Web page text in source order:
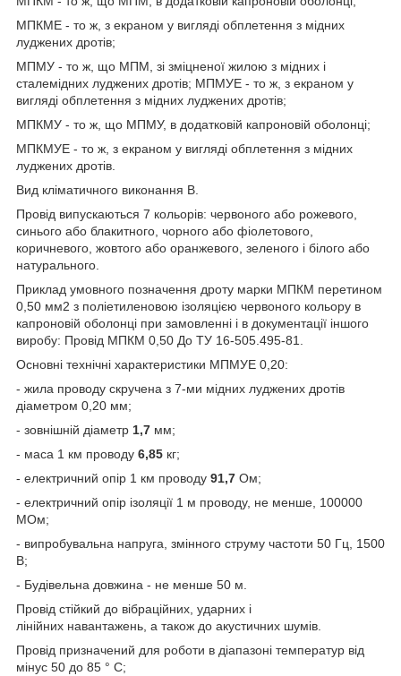
МПКМЕ - то ж, з екраном у вигляді обплетення з мідних
луджених дротів;
МПМУ - то ж, що МПМ, зі зміцненої жилою з мідних і
сталемідних луджених дротів; МПМУЕ - то ж, з екраном у
вигляді обплетення з мідних луджених дротів;
МПКМУ - то ж, що МПМУ, в додатковій капроновій оболонці;
МПКМУЕ - то ж, з екраном у вигляді обплетення з мідних
луджених дротів.
Вид кліматичного виконання В.
Провід випускаються 7 кольорів: червоного або рожевого,
синього або блакитного, чорного або фіолетового,
коричневого, жовтого або оранжевого, зеленого і білого або
натурального.
Приклад умовного позначення дроту марки МПКМ перетином
0,50 мм2 з поліетиленовою ізоляцією червоного кольору в
капроновій оболонці при замовленні і в документації іншого
виробу: Провід МПКМ 0,50 До ТУ 16-505.495-81.
Основні технічні характеристики МПМУЕ 0,20:
- жила проводу скручена з 7-ми мідних луджених дротів
діаметром 0,20 мм;
- зовнішній діаметр 1,7 мм;
- маса 1 км проводу 6,85 кг;
- електричний опір 1 км проводу 91,7 Ом;
- електричний опір ізоляції 1 м проводу, не менше, 100000
МОм;
- випробувальна напруга, змінного струму частоти 50 Гц, 1500
В;
- Будівельна довжина - не менше 50 м.
Провід стійкий до вібраційних, ударних і
лінійних навантажень, а також до акустичних шумів.
Провід призначений для роботи в діапазоні температур від
мінус 50 до 85 ° С;